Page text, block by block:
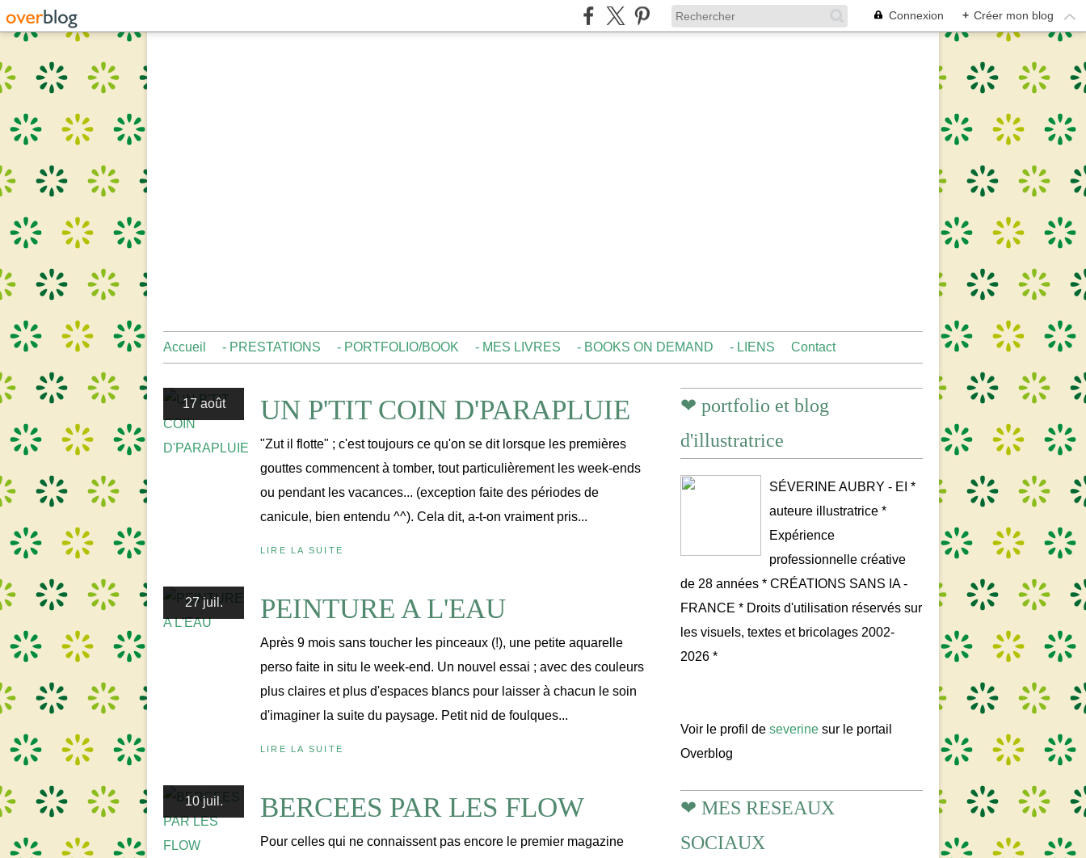
Connexion + Créer mon blog
Accueil - PRESTATIONS - PORTFOLIO/BOOK - MES LIVRES - BOOKS ON DEMAND - LIENS Contact
17 août UN P'TIT COIN D'PARAPLUIE
"Zut il flotte" ; c'est toujours ce qu'on se dit lorsque les premières
gouttes commencent à tomber, tout particulièrement les week-ends
ou pendant les vacances... (exception faite des périodes de
canicule, bien entendu ^^). Cela dit, a-t-on vraiment pris...
LIRE LA SUITE
27 juil. PEINTURE A L'EAU
Après 9 mois sans toucher les pinceaux (!), une petite aquarelle
perso faite in situ le week-end. Un nouvel essai ; avec des couleurs
plus claires et plus d'espaces blancs pour laisser à chacun le soin
d'imaginer la suite du paysage. Petit nid de foulques...
LIRE LA SUITE
10 juil. BERCEES PAR LES FLOW
Pour celles qui ne connaissent pas encore le premier magazine
❤ portfolio et blog
d'illustratrice
SÉVERINE AUBRY - EI *
auteure illustratrice *
Expérience
professionnelle créative
de 28 années * CRÉATIONS SANS IA -
FRANCE * Droits d'utilisation réservés sur
les visuels, textes et bricolages 2002-
2026 *
Voir le profil de severine sur le portail
Overblog
❤ MES RESEAUX
SOCIAUX